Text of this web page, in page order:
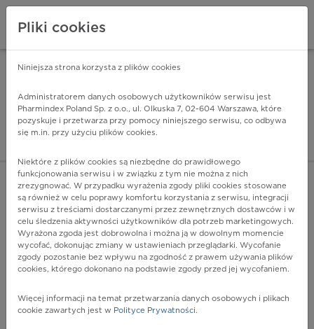
Pharmindex - lider
ZALOGUJ SIĘ
POKAŻ FILTRY
Pharmindex
Pliki cookies
Niniejsza strona korzysta z plików cookies
Administratorem danych osobowych użytkowników serwisu jest
Pharmindex Poland Sp. z o.o., ul. Olkuska 7, 02-604 Warszawa, które
pozyskuje i przetwarza przy pomocy niniejszego serwisu, co odbywa
się m.in. przy użyciu plików cookies.
Niektóre z plików cookies są niezbędne do prawidłowego
funkcjonowania serwisu i w związku z tym nie można z nich
zrezygnować. W przypadku wyrażenia zgody pliki cookies stosowane
są również w celu poprawy komfortu korzystania z serwisu, integracji
serwisu z treściami dostarczanymi przez zewnętrznych dostawców i w
celu śledzenia aktywności użytkowników dla potrzeb marketingowych.
Wyrażona zgoda jest dobrowolna i można ją w dowolnym momencie
wycofać, dokonując zmiany w ustawieniach przeglądarki. Wycofanie
zgody pozostanie bez wpływu na zgodność z prawem używania plików
cookies, którego dokonano na podstawie zgody przed jej wycofaniem.
Więcej informacji na temat przetwarzania danych osobowych i plikach
cookie zawartych jest w Polityce Prywatności.
ZA DARMO - w Google Play INSTALUJ